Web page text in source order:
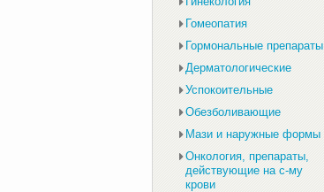
Гомеопатия
Гормональные препараты
Дерматологические
Успокоительные
Обезболивающие
Мази и наружные формы
Онкология, препараты,
действующие на с-му
крови